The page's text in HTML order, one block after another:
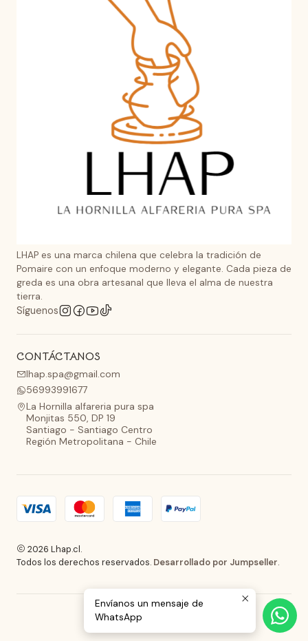
LHAP es una marca chilena que celebra la tradición de
Pomaire con un enfoque moderno y elegante. Cada pieza de
greda es una obra artesanal que lleva el alma de nuestra
tierra.
Síguenos
CONTÁCTANOS
lhap.spa@gmail.com
56993991677
La Hornilla alfareria pura spa
Monjitas 550, DP 19
Santiago - Santiago Centro
Región Metropolitana - Chile
2026 Lhap.cl.
Todos los derechos reservados. Desarrollado por Jumpseller.
VOLVER ARRIBA
Envíanos un mensaje de
WhatsApp